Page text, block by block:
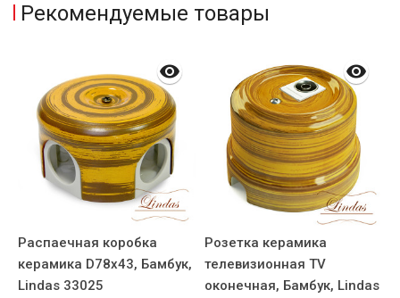
Рекомендуемые товары
Распаечная коробка
керамика D78х43, Бамбук,
Lindas 33025
Розетка керамика
телевизионная TV
оконечная, Бамбук, Lindas